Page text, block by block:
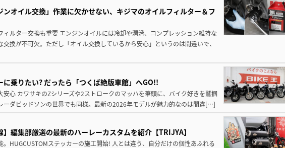
ンオイル交換」作業に欠かせない、キジマのオイルフィルター＆フ
ィルター交換も重要 エンジンオイルには冷却や潤滑、コンプレッション維持な
換が不可欠。ただし「オイル交換しているから安心」というのは間違いで、
に乗りたい? だったら「つくば絶版車館」へGO!!
安心 カワサキのZシリーズや2ストロークのマッハを筆頭に、バイク好きを鷲掴
ーダビッドソンの世界でも同様。最新の2026年モデルが魅力的なのは間違[…]
】編集部厳選の最新のハーレーカスタムを紹介【TRIJYA】
HUGCUSTOMステッカーの施工開始! 人とは違う、自分だけの個性あふれる